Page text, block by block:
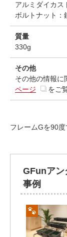
アルミダイカス
ボルトナット：
質量
330g
その他
その他の情報に
ページ
をご
フレームGを90
GFunアン
事例